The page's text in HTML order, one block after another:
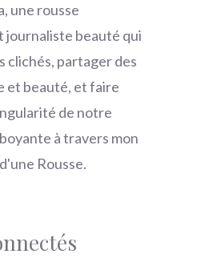
une rousse
journaliste beauté qui
clichés, partager des
et beauté, et faire
de notre
à travers mon
Rousse.